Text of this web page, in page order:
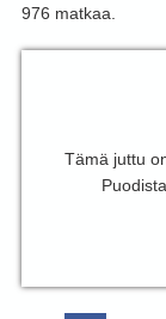
976 matkaa.
Tämä juttu